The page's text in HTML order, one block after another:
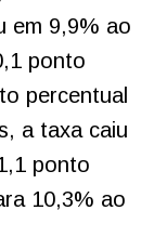
em 9,9% ao
ponto
percentual
a taxa caiu
ponto
10,3% ao